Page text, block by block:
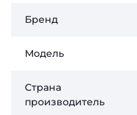
Бренд
Модель
Страна
производитель